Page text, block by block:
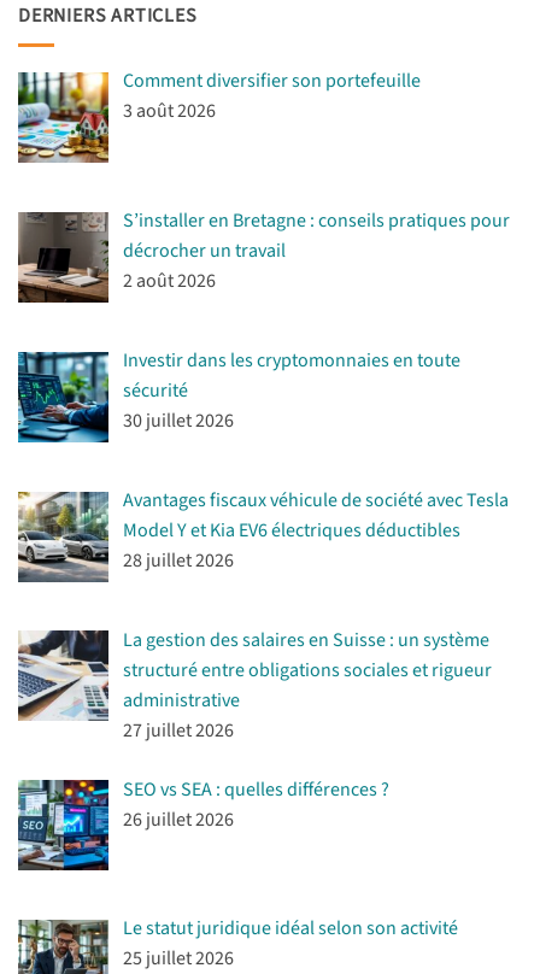
DERNIERS ARTICLES
Comment diversifier son portefeuille
3 août 2026
S’installer en Bretagne : conseils pratiques pour
décrocher un travail
2 août 2026
Investir dans les cryptomonnaies en toute
sécurité
30 juillet 2026
Avantages fiscaux véhicule de société avec Tesla
Model Y et Kia EV6 électriques déductibles
28 juillet 2026
La gestion des salaires en Suisse : un système
structuré entre obligations sociales et rigueur
administrative
27 juillet 2026
SEO vs SEA : quelles différences ?
26 juillet 2026
Le statut juridique idéal selon son activité
25 juillet 2026